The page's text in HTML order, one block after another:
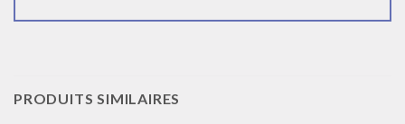
PRODUITS SIMILAIRES